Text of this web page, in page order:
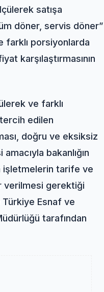
satışa
döner, servis döner”
farklı porsiyonlarda
karşılaştırmasının
ve farklı
edilen
doğru ve eksiksiz
bakanlığın
işletmelerin tarife ve
verilmesi gerektiği
Esnaf ve
tarafından